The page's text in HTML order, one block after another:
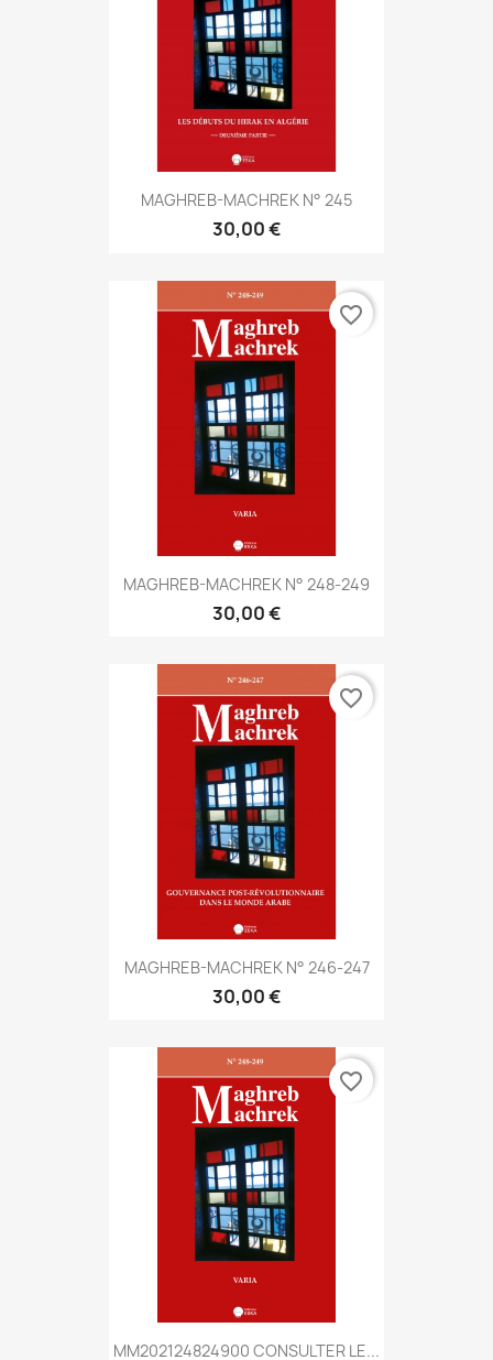
MAGHREB-MACHREK N° 245
30,00 €
MAGHREB-MACHREK N° 248-249
30,00 €
favorite_border
MAGHREB-MACHREK N° 246-247
30,00 €
favorite_border
MM202124824900 CONSULTER LE...
favorite_border